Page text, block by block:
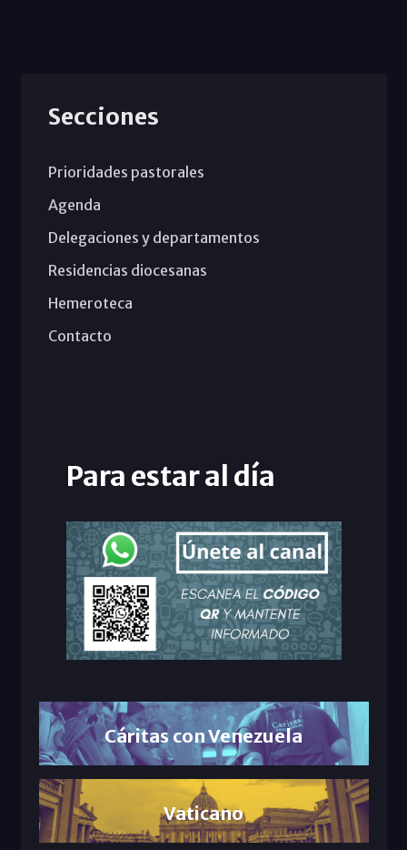
Secciones
Prioridades pastorales
Agenda
Delegaciones y departamentos
Residencias diocesanas
Hemeroteca
Contacto
Para estar al día
Cáritas con Venezuela
Vaticano